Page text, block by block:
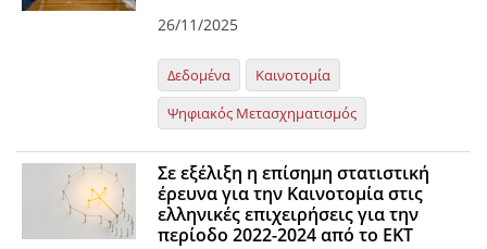
26/11/2025
Δεδομένα
Καινοτομία
Ψηφιακός Μετασχηματισμός
Σε εξέλιξη η επίσημη στατιστική
έρευνα για την Καινοτομία στις
ελληνικές επιχειρήσεις για την
περίοδο 2022-2024 από το ΕΚΤ